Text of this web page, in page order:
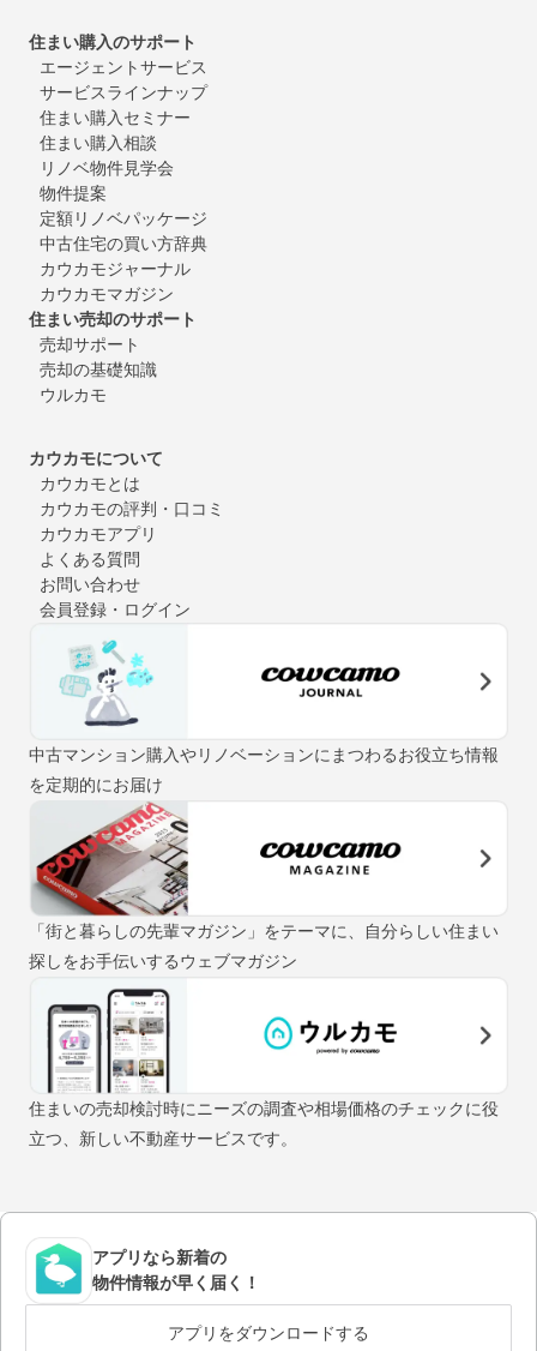
住まい購入のサポート
エージェントサービス
サービスラインナップ
住まい購入セミナー
住まい購入相談
リノベ物件見学会
物件提案
定額リノベパッケージ
中古住宅の買い方辞典
カウカモジャーナル
カウカモマガジン
住まい売却のサポート
売却サポート
売却の基礎知識
ウルカモ
カウカモについて
カウカモとは
カウカモの評判・口コミ
カウカモアプリ
よくある質問
お問い合わせ
会員登録・ログイン
中古マンション購入やリノベーションにまつわるお役立ち情報
を定期的にお届け
「街と暮らしの先輩マガジン」をテーマに、自分らしい住まい
探しをお手伝いするウェブマガジン
住まいの売却検討時にニーズの調査や相場価格のチェックに役
立つ、新しい不動産サービスです。
アプリなら新着の
物件情報が早く届く！
アプリをダウンロードする